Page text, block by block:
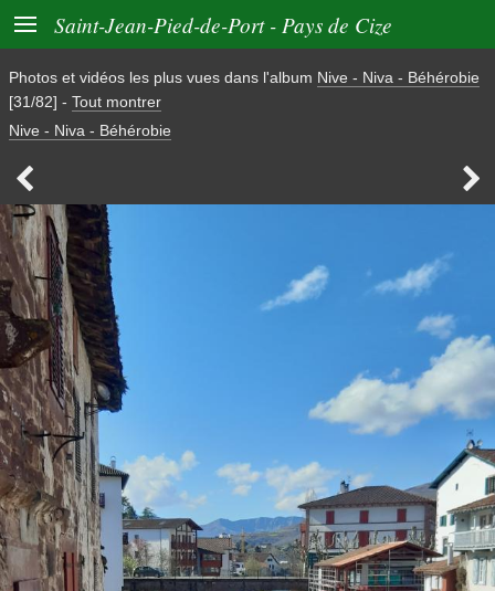
 Saint-Jean-Pied-de-Port - Pays de Cize
Photos et vidéos les plus vues dans l'album Nive - Niva - Béhérobie
[31/82] - Tout montrer
Nive - Niva - Béhérobie
 